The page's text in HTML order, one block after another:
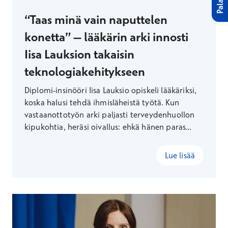
“Taas minä vain naputtelen
konetta” – lääkärin arki innosti
Iisa Lauksion takaisin
teknologiakehitykseen
Diplomi-insinööri Iisa Lauksio opiskeli lääkäriksi,
koska halusi tehdä ihmisläheistä työtä. Kun
vastaanottotyön arki paljasti terveydenhuollon
kipukohtia, heräsi oivallus: ehkä hänen paras
ulkopuolella. Näin syntyi uralle jälleen uusiLue lisää